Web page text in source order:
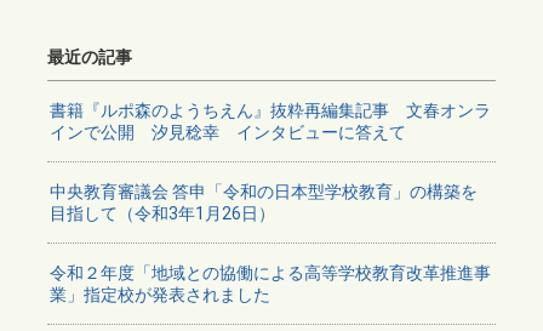
最近の記事
書籍『ルポ森のようちえん』抜粋再編集記事 文春オンラ
インで公開 汐見稔幸 インタビューに答えて
中央教育審議会 答申「令和の日本型学校教育」の構築を
目指して（令和3年1月26日）
令和２年度「地域との協働による高等学校教育改革推進事
業」指定校が発表されました